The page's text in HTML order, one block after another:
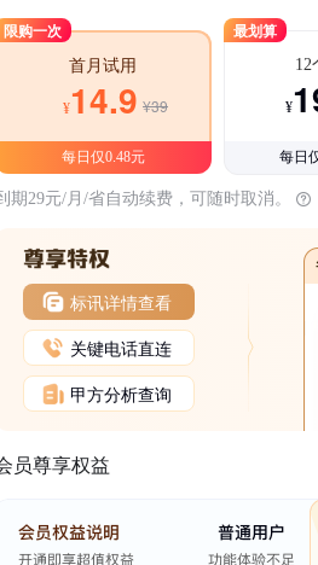
限购一次
首月试用
¥14.9 ¥39
每日仅0.48元
最划算
12
¥
每日
期29元/月/省自动续费，可随时取消。
标讯详情查看
关键电话直连
甲方分析查询
员尊享权益